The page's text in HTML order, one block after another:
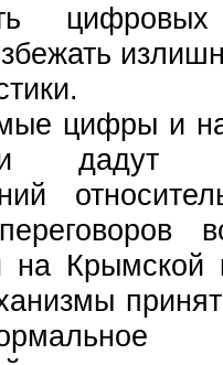
цифры и
на Крымской